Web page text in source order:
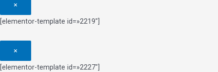
×
[elementor-template id=»2219″]
×
[elementor-template id=»2227″]